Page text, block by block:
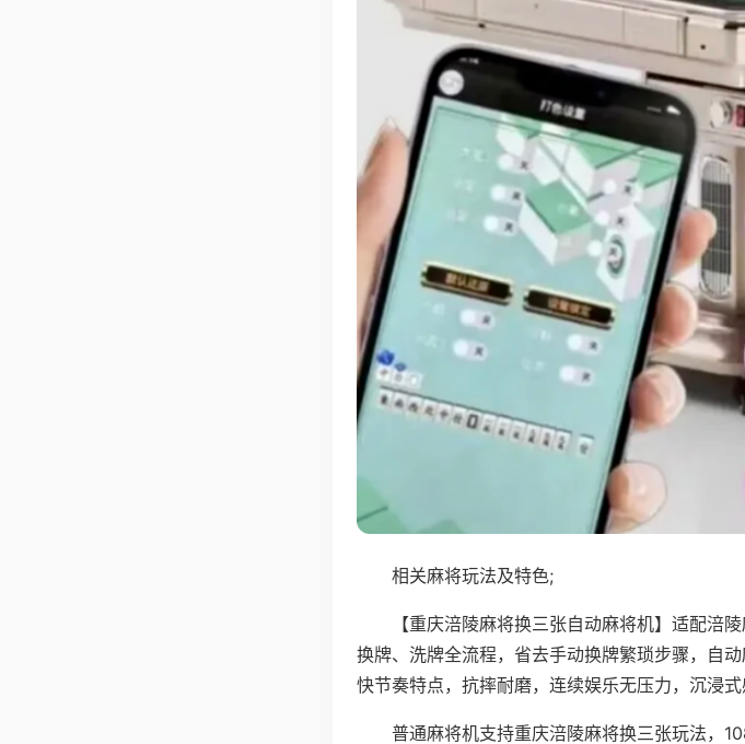
相关麻将玩法及特色;
【重庆涪陵麻将换三张自动麻将机】适配涪
换牌、洗牌全流程，省去手动换牌繁琐步骤，自
快节奏特点，抗摔耐磨，连续娱乐无压力，沉浸式
普通麻将机支持重庆涪陵麻将换三张玩法，